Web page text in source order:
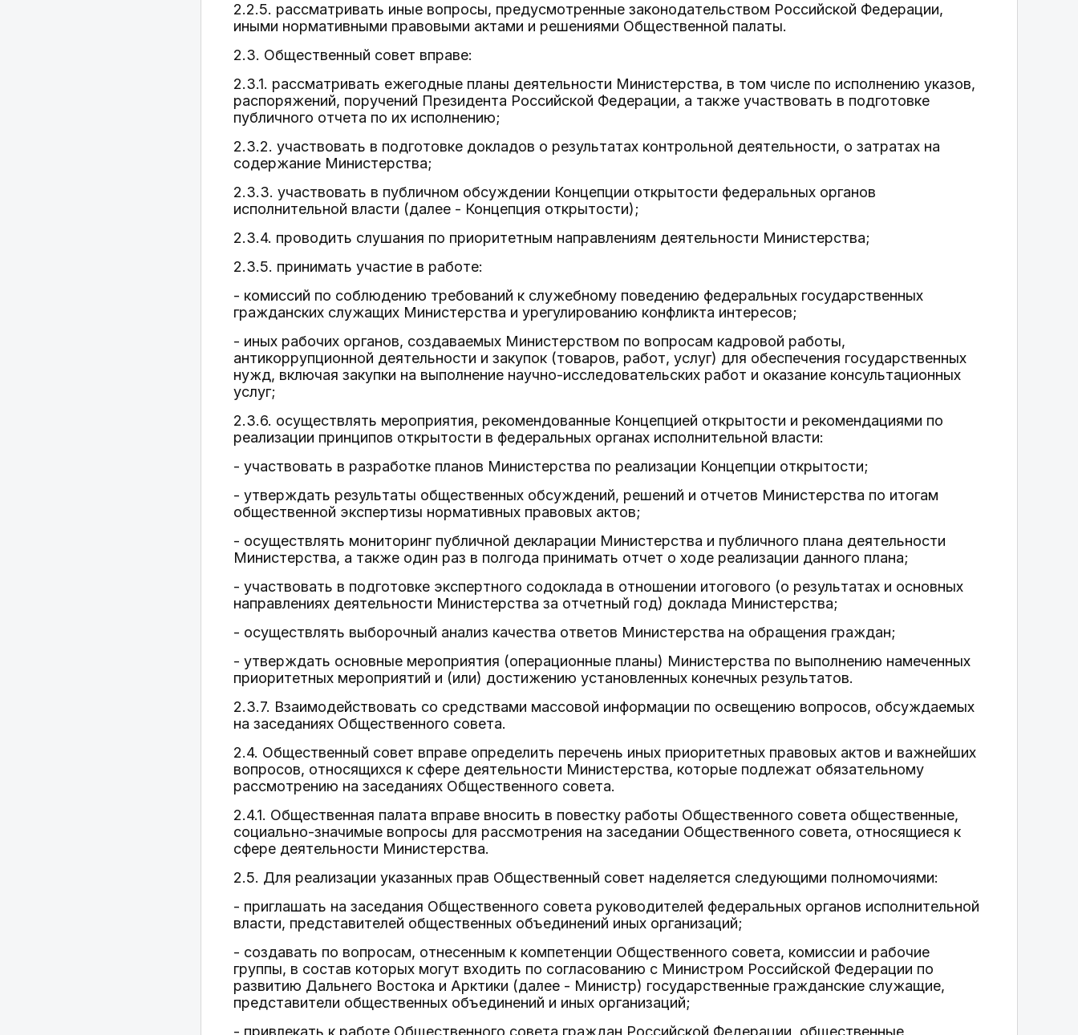
2.2.5. рассматривать иные вопросы, предусмотренные законодательством Российской Федерации,
иными нормативными правовыми актами и решениями Общественной палаты.
2.3. Общественный совет вправе:
2.3.1. рассматривать ежегодные планы деятельности Министерства, в том числе по исполнению указов,
распоряжений, поручений Президента Российской Федерации, а также участвовать в подготовке
публичного отчета по их исполнению;
2.3.2. участвовать в подготовке докладов о результатах контрольной деятельности, о затратах на
содержание Министерства;
2.3.3. участвовать в публичном обсуждении Концепции открытости федеральных органов
исполнительной власти (далее - Концепция открытости);
2.3.4. проводить слушания по приоритетным направлениям деятельности Министерства;
2.3.5. принимать участие в работе:
- комиссий по соблюдению требований к служебному поведению федеральных государственных
гражданских служащих Министерства и урегулированию конфликта интересов;
- иных рабочих органов, создаваемых Министерством по вопросам кадровой работы,
антикоррупционной деятельности и закупок (товаров, работ, услуг) для обеспечения государственных
нужд, включая закупки на выполнение научно-исследовательских работ и оказание консультационных
услуг;
2.3.6. осуществлять мероприятия, рекомендованные Концепцией открытости и рекомендациями по
реализации принципов открытости в федеральных органах исполнительной власти:
- участвовать в разработке планов Министерства по реализации Концепции открытости;
- утверждать результаты общественных обсуждений, решений и отчетов Министерства по итогам
общественной экспертизы нормативных правовых актов;
- осуществлять мониторинг публичной декларации Министерства и публичного плана деятельности
Министерства, а также один раз в полгода принимать отчет о ходе реализации данного плана;
- участвовать в подготовке экспертного содоклада в отношении итогового (о результатах и основных
направлениях деятельности Министерства за отчетный год) доклада Министерства;
- осуществлять выборочный анализ качества ответов Министерства на обращения граждан;
- утверждать основные мероприятия (операционные планы) Министерства по выполнению намеченных
приоритетных мероприятий и (или) достижению установленных конечных результатов.
2.3.7. Взаимодействовать со средствами массовой информации по освещению вопросов, обсуждаемых
на заседаниях Общественного совета.
2.4. Общественный совет вправе определить перечень иных приоритетных правовых актов и важнейших
вопросов, относящихся к сфере деятельности Министерства, которые подлежат обязательному
рассмотрению на заседаниях Общественного совета.
2.4.1. Общественная палата вправе вносить в повестку работы Общественного совета общественные,
социально-значимые вопросы для рассмотрения на заседании Общественного совета, относящиеся к
сфере деятельности Министерства.
2.5. Для реализации указанных прав Общественный совет наделяется следующими полномочиями:
- приглашать на заседания Общественного совета руководителей федеральных органов исполнительной
власти, представителей общественных объединений иных организаций;
- создавать по вопросам, отнесенным к компетенции Общественного совета, комиссии и рабочие
группы, в состав которых могут входить по согласованию с Министром Российской Федерации по
развитию Дальнего Востока и Арктики (далее - Министр) государственные гражданские служащие,
представители общественных объединений и иных организаций;
- привлекать к работе Общественного совета граждан Российской Федерации, общественные